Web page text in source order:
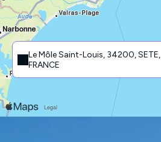
Le Môle Saint-Louis, 34200, SETE,
FRANCE